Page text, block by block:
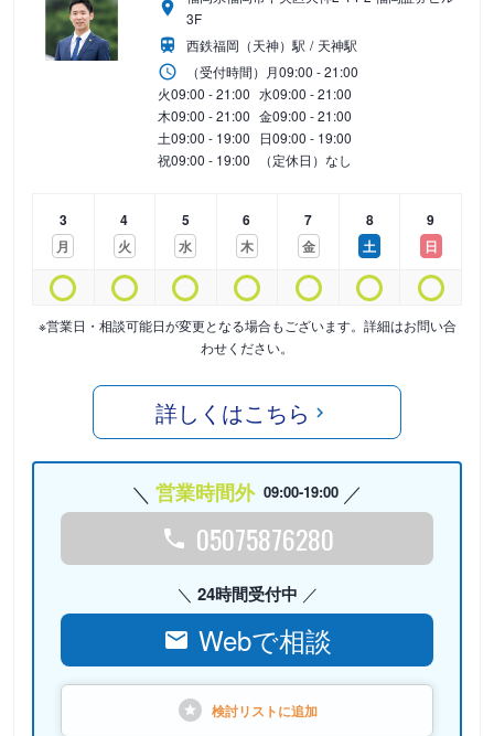
3F
西鉄福岡（天神）駅
天神駅
（受付時間） 月09:00 - 21:00
火09:00 - 21:00 水09:00 - 21:00
木09:00 - 21:00 金09:00 - 21:00
土09:00 - 19:00 日09:00 - 19:00
祝09:00 - 19:00 （定休日）なし
3
月
4
火
5
水
6
木
7
金
8
土
9
日
※営業日・相談可能日が変更となる場合もございます。詳細はお問い合
わせください。
詳しくはこちら
営業時間外 09:00-19:00
05075876280
24時間受付中
Webで相談
検討リストに追加